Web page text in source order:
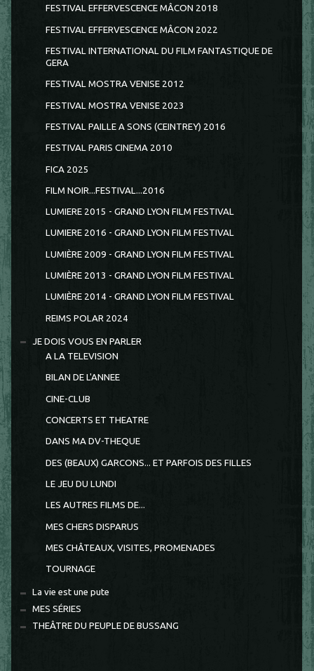
FESTIVAL EFFERVESCENCE MÂCON 2018
FESTIVAL EFFERVESCENCE MÂCON 2022
FESTIVAL INTERNATIONAL DU FILM FANTASTIQUE DE
GERA
FESTIVAL MOSTRA VENISE 2012
FESTIVAL MOSTRA VENISE 2023
FESTIVAL PAILLE A SONS (CEINTREY) 2016
FESTIVAL PARIS CINEMA 2010
FICA 2025
FILM NOIR...FESTIVAL...2016
LUMIERE 2015 - GRAND LYON FILM FESTIVAL
LUMIERE 2016 - GRAND LYON FILM FESTIVAL
LUMIÈRE 2009 - GRAND LYON FILM FESTIVAL
LUMIÈRE 2013 - GRAND LYON FILM FESTIVAL
LUMIÈRE 2014 - GRAND LYON FILM FESTIVAL
REIMS POLAR 2024
JE DOIS VOUS EN PARLER
A LA TELEVISION
BILAN DE L'ANNEE
CINE-CLUB
CONCERTS ET THEATRE
DANS MA DV-THEQUE
DES (BEAUX) GARCONS... ET PARFOIS DES FILLES
LE JEU DU LUNDI
LES AUTRES FILMS DE...
MES CHERS DISPARUS
MES CHÂTEAUX, VISITES, PROMENADES
TOURNAGE
La vie est une pute
MES SÉRIES
THEÂTRE DU PEUPLE DE BUSSANG